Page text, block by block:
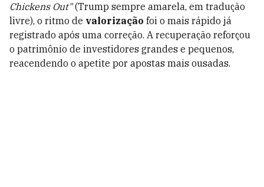
Chickens Out"(Trump sempre amarela, em tradução
livre), o ritmo de valorização foi o mais rápido já
registrado após uma correção. A recuperação reforçou
o patrimônio de investidores grandes e pequenos,
reacendendo o apetite por apostas mais ousadas.